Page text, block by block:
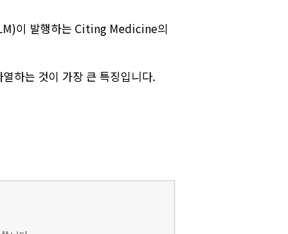
이 발행하는 Citing Medicine의
하는 것이 가장 큰 특징입니다.